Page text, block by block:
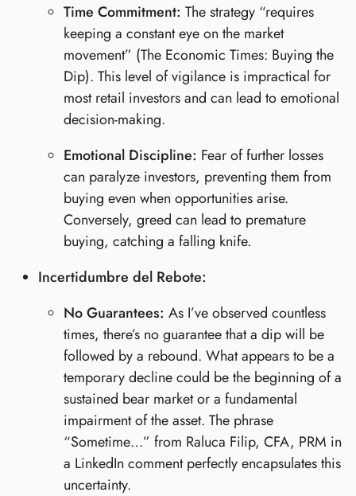
Time Commitment: The strategy “requires
keeping a constant eye on the market
movement” (The Economic Times: Buying the
Dip). This level of vigilance is impractical for
most retail investors and can lead to emotional
decision-making.
Emotional Discipline: Fear of further losses
can paralyze investors, preventing them from
buying even when opportunities arise.
Conversely, greed can lead to premature
buying, catching a falling knife.
Incertidumbre del Rebote:
No Guarantees: As I’ve observed countless
times, there’s no guarantee that a dip will be
followed by a rebound. What appears to be a
temporary decline could be the beginning of a
sustained bear market or a fundamental
impairment of the asset. The phrase
“Sometime…” from Raluca Filip, CFA, PRM in
a LinkedIn comment perfectly encapsulates this
uncertainty.